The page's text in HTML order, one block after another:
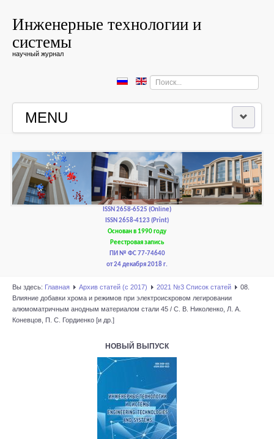
Инженерные технологии и
системы
научный журнал
Искать...
MENU
РЕДКОЛЛЕГИЯ
РЕДАКЦИОННАЯ ПОЛИТИКА И ЭТИКА
ISSN 2658-6525 (Online)
ISSN 2658-4123 (Print)
Основан в 1990 году
Реестровая запись
ПИ № ФС 77-74640
от 24 декабря 2018 г.
Вы здесь: Главная Архив статей (с 2017) 2021 №3 Список статей
08.
Влияние добавки хрома и режимов при электроискровом легировании
алюмоматричным анодным материалом стали 45 / С. В. Николенко, Л. А.
Коневцов, П. С. Гордиенко [и др.]
НОВЫЙ ВЫПУСК